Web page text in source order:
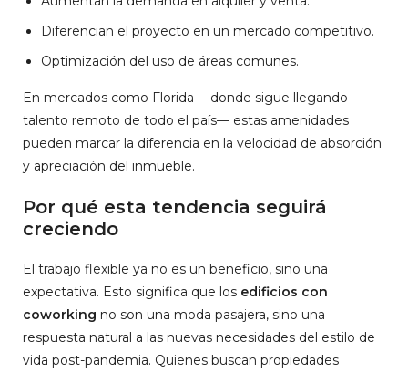
Diferencian el proyecto en un mercado competitivo.
Optimización del uso de áreas comunes.
En mercados como Florida —donde sigue llegando
talento remoto de todo el país— estas amenidades
pueden marcar la diferencia en la velocidad de absorción
y apreciación del inmueble.
Por qué esta tendencia seguirá
creciendo
El trabajo flexible ya no es un beneficio, sino una
expectativa. Esto significa que los edificios con
coworking no son una moda pasajera, sino una
respuesta natural a las nuevas necesidades del estilo de
vida post-pandemia. Quienes buscan propiedades